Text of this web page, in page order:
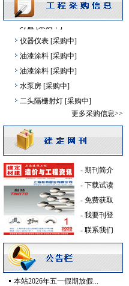
扶梯
[采购中]
灯盘 [采购中]
仪器仪表 [采购中]
油漆涂料 [采购中]
油漆涂料 [采购中]
水泵房 [采购中]
二头隔栅射灯 [采购中]
[采购中]
路标 [采购中]
供水设备 [采购中]
门窗玻璃 [采购中]
消火栓 [采购中]
园林设施 [采购中]
低压电器 [采购中]
内外墙装饰材料 [采购中]
消防工程 [采购中]
陶瓷制品
景观绿化 [采购中]
仪器仪表 [采购中]
更多采购信息>>
- 期刊简介
- 下载试读
- 免费获取
- 我要刊登
- 联系我们
本站2026年五一假期放假...